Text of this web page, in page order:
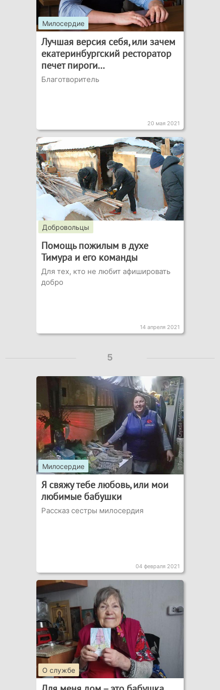
Милосердие
Лучшая версия себя, или зачем
екатеринбургский ресторатор
печет пироги...
Благотворитель
20 мая 2021
Добровольцы
Помощь пожилым в духе
Тимура и его команды
Для тех, кто не любит афишировать
добро
14 апреля 2021
5
Милосердие
Я свяжу тебе любовь, или мои
любимые бабушки
Рассказ сестры милосердия
04 февраля 2021
О службе